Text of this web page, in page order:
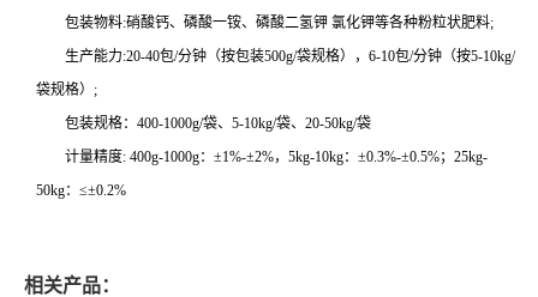
包装物料:硝酸钙、磷酸一铵、磷酸二氢钾 氯化钾等各种粉粒状肥料;
生产能力:20-40包/分钟（按包装500g/袋规格），6-10包/分钟（按5-10kg/
袋规格）;
包装规格：400-1000g/袋、5-10kg/袋、20-50kg/袋
计量精度: 400g-1000g：±1%-±2%，5kg-10kg：±0.3%-±0.5%；25kg-
50kg：≤±0.2%
相关产品：